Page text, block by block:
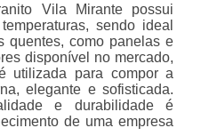
Vila Mirante possui
sendo ideal
quentes, como panelas e
disponível no mercado,
utilizada para compor a
elegante e sofisticada.
e durabilidade é
de uma empresa